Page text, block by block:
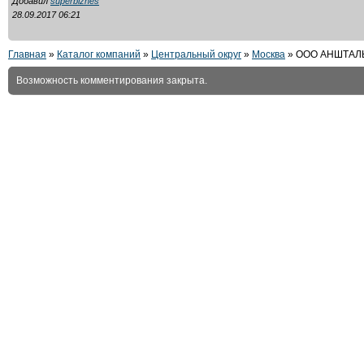
28.09.2017 06:21
Главная » Каталог компаний » Центральный округ » Москва » ООО
Возможность комментирования закрыта.